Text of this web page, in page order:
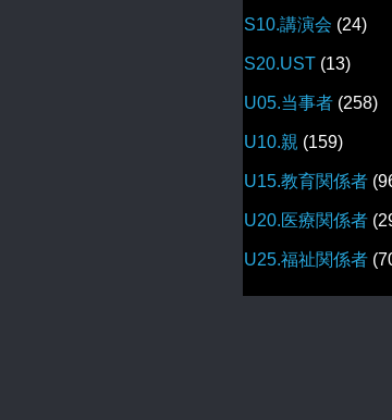
S10.講演会 (24)
S20.UST (13)
U05.当事者 (258)
U10.親 (159)
U15.教育関係者
U20.医療関係者
U25.福祉関係者